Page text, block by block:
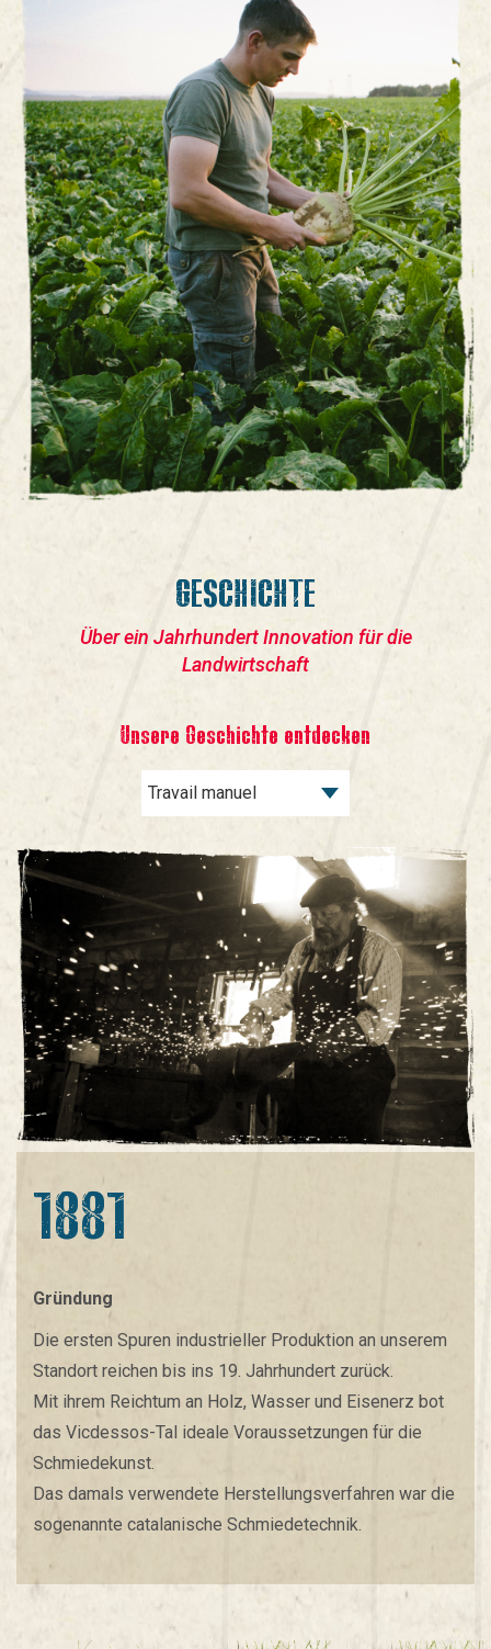
GESCHICHTE
Über ein Jahrhundert Innovation für die
Landwirtschaft
Unsere Geschichte entdecken
Travail manuel
1881
Gründung
Die ersten Spuren industrieller Produktion an unserem
Standort reichen bis ins 19. Jahrhundert zurück.
Mit ihrem Reichtum an Holz, Wasser und Eisenerz bot
das Vicdessos-Tal ideale Voraussetzungen für die
Schmiedekunst.
Das damals verwendete Herstellungsverfahren war die
sogenannte catalanische Schmiedetechnik.